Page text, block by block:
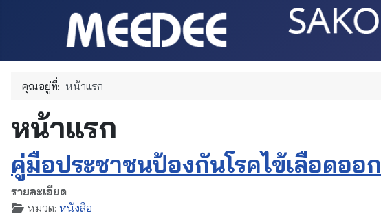
คุณอยู่ที่: หน้าแรก
หน้าแรก
คู่มือประชาชนป้องกันโรคไข้เลือดออก
รายละเอียด
หมวด: หนังสือ